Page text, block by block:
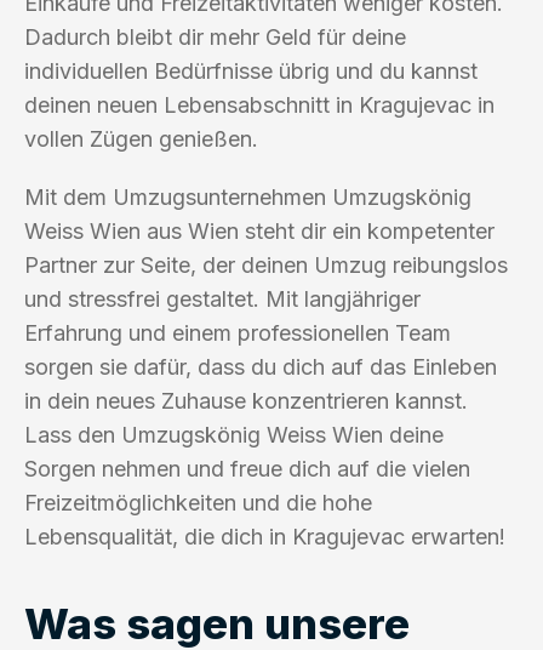
Dadurch bleibt dir mehr Geld für deine
individuellen Bedürfnisse übrig und du kannst
deinen neuen Lebensabschnitt in Kragujevac in
vollen Zügen genießen.
Mit dem Umzugsunternehmen Umzugskönig
Weiss Wien aus Wien steht dir ein kompetenter
Partner zur Seite, der deinen Umzug reibungslos
und stressfrei gestaltet. Mit langjähriger
Erfahrung und einem professionellen Team
sorgen sie dafür, dass du dich auf das Einleben
in dein neues Zuhause konzentrieren kannst.
Lass den Umzugskönig Weiss Wien deine
Sorgen nehmen und freue dich auf die vielen
Freizeitmöglichkeiten und die hohe
Lebensqualität, die dich in Kragujevac erwarten!
Was sagen unsere